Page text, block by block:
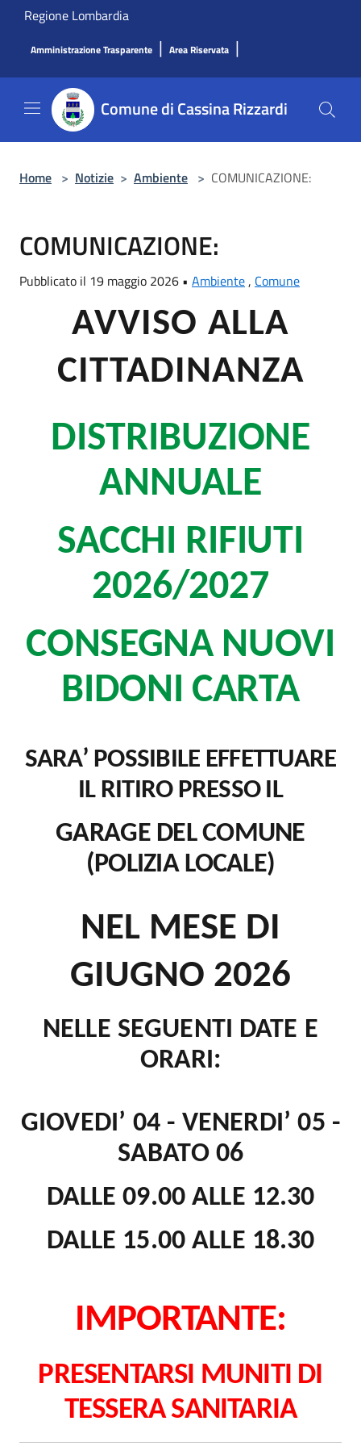
Salta al contenuto principale
Regione Lombardia
Amministrazione Trasparente | Area Riservata |
Comune di Cassina Rizzardi
Home > Notizie > Ambiente > COMUNICAZIONE:
COMUNICAZIONE:
Pubblicato il 19 maggio 2026 • Ambiente, Comune
AVVISO ALLA
CITTADINANZA
DISTRIBUZIONE
ANNUALE
SACCHI RIFIUTI
2026/2027
CONSEGNA NUOVI
BIDONI CARTA
SARA’ POSSIBILE EFFETTUARE
IL RITIRO PRESSO IL
GARAGE DEL COMUNE
(POLIZIA LOCALE)
NEL MESE DI
GIUGNO 2026
NELLE SEGUENTI DATE E
ORARI:
GIOVEDI’ 04 - VENERDI’ 05 -
SABATO 06
DALLE 09.00 ALLE 12.30
DALLE 15.00 ALLE 18.30
IMPORTANTE:
PRESENTARSI MUNITI DI
TESSERA SANITARIA